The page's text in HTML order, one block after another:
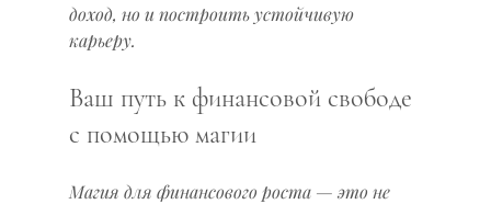
доход, но и построить устойчивую
карьеру.
Ваш путь к финансовой свободе
с помощью магии
Магия для финансового роста — это не